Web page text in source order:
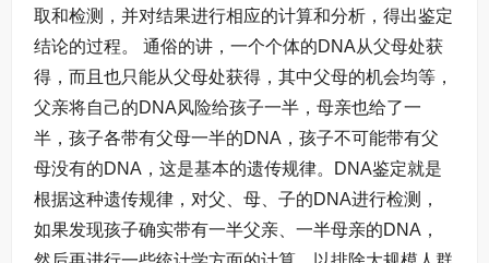
取和检测，并对结果进行相应的计算和分析，得出鉴定
结论的过程。 通俗的讲，一个个体的DNA从父母处获
得，而且也只能从父母处获得，其中父母的机会均等，
父亲将自己的DNA风险给孩子一半，母亲也给了一
半，孩子各带有父母一半的DNA，孩子不可能带有父
母没有的DNA，这是基本的遗传规律。DNA鉴定就是
根据这种遗传规律，对父、母、子的DNA进行检测，
如果发现孩子确实带有一半父亲、一半母亲的DNA，